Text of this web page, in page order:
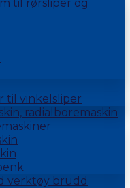
til rørsliper og
til vinkelsliper
radialboremaskin
verktøy brudd